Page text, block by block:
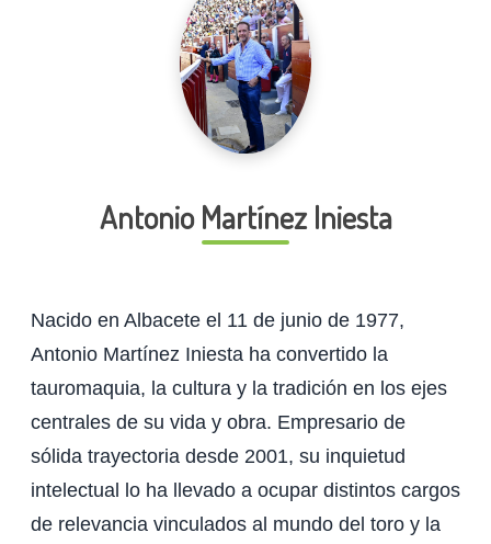
Antonio Martínez Iniesta
Nacido en Albacete el 11 de junio de 1977,
Antonio Martínez Iniesta ha convertido la
tauromaquia, la cultura y la tradición en los ejes
centrales de su vida y obra. Empresario de
sólida trayectoria desde 2001, su inquietud
intelectual lo ha llevado a ocupar distintos cargos
de relevancia vinculados al mundo del toro y la